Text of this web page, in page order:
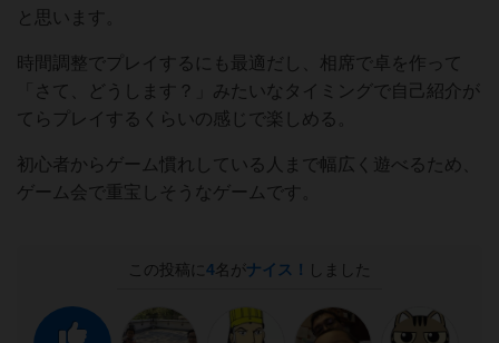
と思います。
時間調整でプレイするにも最適だし、相席で卓を作って
「さて、どうします？」みたいなタイミングで自己紹介が
てらプレイするくらいの感じで楽しめる。
初心者からゲーム慣れしている人まで幅広く遊べるため、
ゲーム会で重宝しそうなゲームです。
この投稿に 4名がナイス！ しました